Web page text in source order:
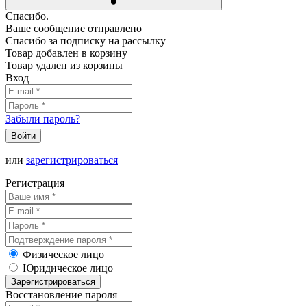
Спасибо.
Ваше сообщение отправлено
Спасибо за подписку на рассылку
Товар добавлен в корзину
Товар удален из корзины
Вход
Забыли пароль?
Войти
или зарегистрироваться
Регистрация
Физическое лицо
Юридическое лицо
Зарегистрироваться
Восстановление пароля